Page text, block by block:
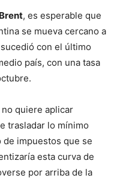
Brent, es esperable que
se mueva cercano a
con el último
país, con una tasa
quiere aplicar
trasladar lo mínimo
impuestos que se
esta curva de
por arriba de la